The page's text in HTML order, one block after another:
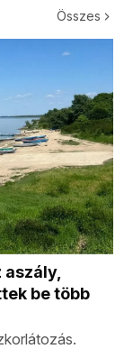
Összes
be több